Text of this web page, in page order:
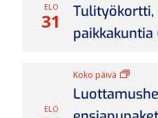
ELO
31
Tulityökortti,
paikkakuntia
ELO
Koko päivä